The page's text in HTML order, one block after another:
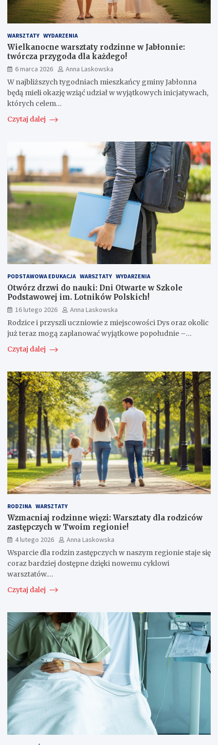
WARSZTATY WYDARZENIA
Wielkanocne warsztaty rodzinne w Jabłonnie:
twórcza przygoda dla każdego!
6 marca 2026
Anna Laskowska
W najbliższych tygodniach mieszkańcy gminy Jabłonna
będą mieli okazję wziąć udział w wyjątkowych inicjatywach,
których celem…
Czytaj dalej
PODSTAWOWA EDUKACJA WARSZTATY WYDARZENIA
Otwórz drzwi do nauki: Dni Otwarte w Szkole
Podstawowej im. Lotników Polskich!
16 lutego 2026
Anna Laskowska
Rodzice i przyszli uczniowie z miejscowości Dys oraz okolic
już teraz mogą zaplanować wyjątkowe popołudnie –…
Czytaj dalej
RODZINA WARSZTATY
Wzmacniaj rodzinne więzi: Warsztaty dla rodziców
zastępczych w Twoim regionie!
4 lutego 2026
Anna Laskowska
Wsparcie dla rodzin zastępczych w naszym regionie staje się
coraz bardziej dostępne dzięki nowemu cyklowi
warsztatów.…
Czytaj dalej